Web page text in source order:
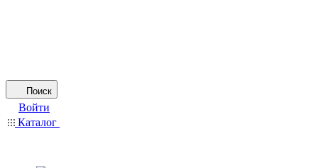
Поиск
Войти
Каталог